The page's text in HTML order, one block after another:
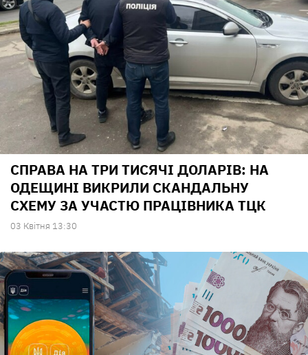
СПРАВА НА ТРИ ТИСЯЧІ ДОЛАРІВ: НА
ОДЕЩИНІ ВИКРИЛИ СКАНДАЛЬНУ
СХЕМУ ЗА УЧАСТЮ ПРАЦІВНИКА ТЦК
03 Квiтня 13:30